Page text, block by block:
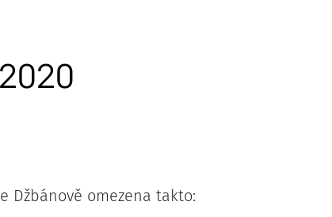
omezena takto: